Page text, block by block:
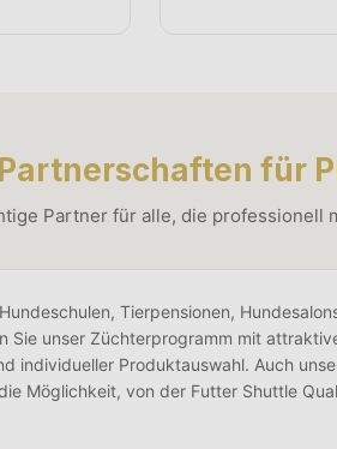
für
Partner für alle, die professionell
Tierpensionen,
Sie unser Züchterprogramm mit
individueller Produktauswahl. Auch
Möglichkeit, von der Futter Shuttle